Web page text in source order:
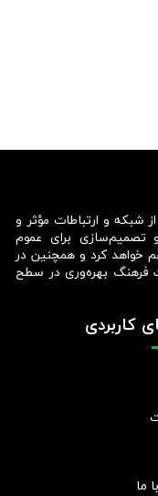
کاربردی
ما
شبکه و ارتباطات مؤثر و
تصمیم‌سازی برای عموم
خواهد کرد و همچنین در
فرهنگ بهره‌وری در سطح